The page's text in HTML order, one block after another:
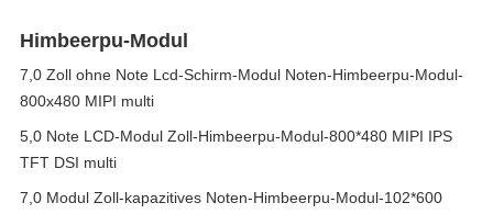
Himbeerpu-Modul
7,0 Zoll ohne Note Lcd-Schirm-Modul Noten-Himbeerpu-Modul-
800x480 MIPI multi
5,0 Note LCD-Modul Zoll-Himbeerpu-Modul-800*480 MIPI IPS
TFT DSI multi
7,0 Modul Zoll-kapazitives Noten-Himbeerpu-Modul-102*600